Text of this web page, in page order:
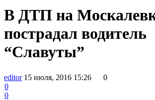
В ДТП на
пострадал водитель
“Славуты”
editor 15 июля, 2016 15:26
0
0
0